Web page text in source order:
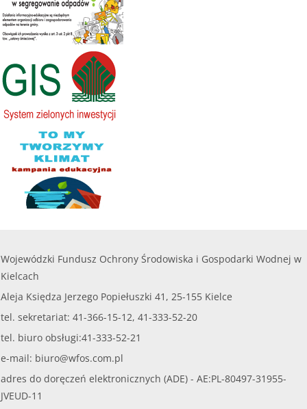
Wojewódzki Fundusz Ochrony Środowiska i Gospodarki Wodnej w
Kielcach
Aleja Księdza Jerzego Popiełuszki 41, 25-155 Kielce
tel. sekretariat: 41-366-15-12, 41-333-52-20
tel. biuro obsługi:41-333-52-21
e-mail: biuro@wfos.com.pl
adres do doręczeń elektronicznych (ADE) - AE:PL-80497-31955-
JVEUD-11